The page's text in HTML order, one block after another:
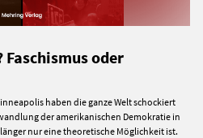
oder
haben die ganze Welt schockiert
der amerikanischen Demokratie in
nur eine theoretische Möglichkeit ist.